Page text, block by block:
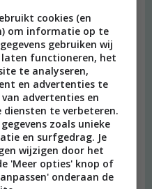
cookies (en
om informatie op te
gebruiken wij
functioneren, het
te analyseren,
en advertenties te
advertenties en
te verbeteren.
zoals unieke
en surfgedrag. Je
wijzigen door het
'Meer opties' knop of
onderaan de